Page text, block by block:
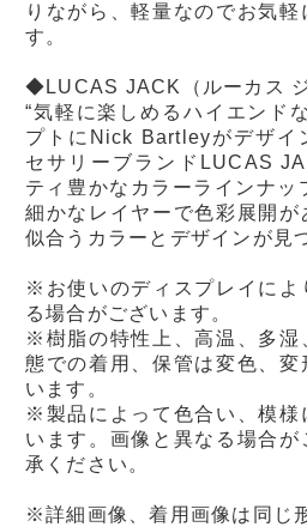
りながら、軽量なのでお気軽
す。
◆LUCAS JACK（ルーカス ジ
“気軽に楽しめるハイエンド
プトにNick Bartleyがデザイ
セサリーブランドLUCAS
ティ豊かなカラーラインナッ
細かなレイヤーで色彩展開
似合うカラーとデザインが見
※お使いのディスプレイによ
る場合がございます。
※樹脂の特性上、高温、多湿
態での着用、保管は変色、
います。
※製品によって色合い、模様
います。画像と異なる場合が
承ください。
※詳細画像、着用画像は同じ